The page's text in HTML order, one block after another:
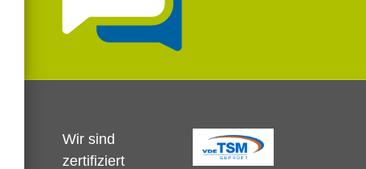
Wir sind
zertifiziert